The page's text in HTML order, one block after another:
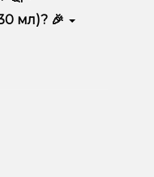
чаши, если
мл)? 🎉